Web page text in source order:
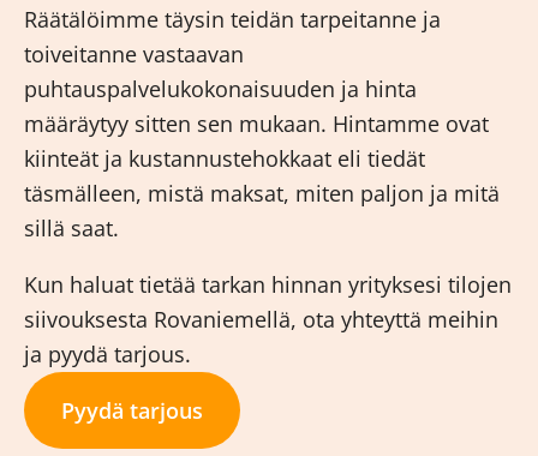
Räätälöimme täysin teidän tarpeitanne ja
toiveitanne vastaavan
puhtauspalvelukokonaisuuden ja hinta
määräytyy sitten sen mukaan. Hintamme ovat
kiinteät ja kustannustehokkaat eli tiedät
täsmälleen, mistä maksat, miten paljon ja mitä
sillä saat.
Kun haluat tietää tarkan hinnan yrityksesi tilojen
siivouksesta Rovaniemellä, ota yhteyttä meihin
ja pyydä tarjous.
Pyydä tarjous